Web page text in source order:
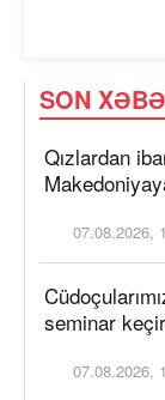
SON
Qızlardan
07.08.2026,
seminar
07.08.2026,